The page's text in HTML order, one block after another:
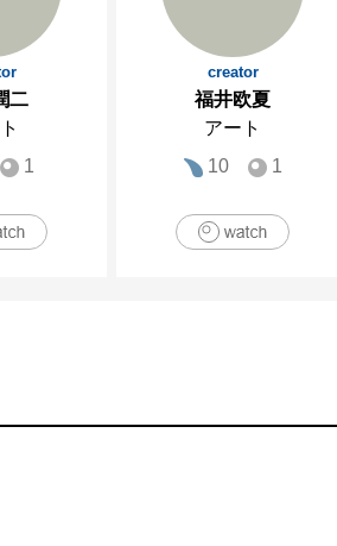
二
1
creator
福井欧夏
アート
10
1